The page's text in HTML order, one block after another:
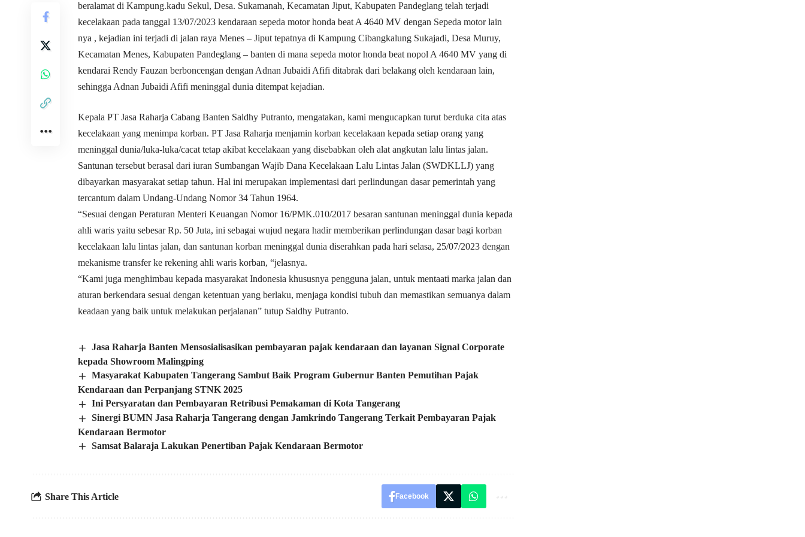
beralamat di Kampung.kadu Sekul, Desa. Sukamanah, Kecamatan Jiput, Kabupaten Pandeglang telah terjadi
kecelakaan pada tanggal 13/07/2023 kendaraan sepeda motor honda beat A 4640 MV dengan Sepeda motor lain
nya , kejadian ini terjadi di jalan raya Menes – Jiput tepatnya di Kampung Cibangkalung Sukajadi, Desa Muruy,
Kecamatan Menes, Kabupaten Pandeglang – banten di mana sepeda motor honda beat nopol A 4640 MV yang di
kendarai Rendy Fauzan berboncengan dengan Adnan Jubaidi Afifi ditabrak dari belakang oleh kendaraan lain,
sehingga Adnan Jubaidi Afifi meninggal dunia ditempat kejadian.
Kepala PT Jasa Raharja Cabang Banten Saldhy Putranto, mengatakan, kami mengucapkan turut berduka cita atas
kecelakaan yang menimpa korban. PT Jasa Raharja menjamin korban kecelakaan kepada setiap orang yang
meninggal dunia/luka-luka/cacat tetap akibat kecelakaan yang disebabkan oleh alat angkutan lalu lintas jalan.
Santunan tersebut berasal dari iuran Sumbangan Wajib Dana Kecelakaan Lalu Lintas Jalan (SWDKLLJ) yang
dibayarkan masyarakat setiap tahun. Hal ini merupakan implementasi dari perlindungan dasar pemerintah yang
tercantum dalam Undang-Undang Nomor 34 Tahun 1964.
“Sesuai dengan Peraturan Menteri Keuangan Nomor 16/PMK.010/2017 besaran santunan meninggal dunia kepada
ahli waris yaitu sebesar Rp. 50 Juta, ini sebagai wujud negara hadir memberikan perlindungan dasar bagi korban
kecelakaan lalu lintas jalan, dan santunan korban meninggal dunia diserahkan pada hari selasa, 25/07/2023 dengan
mekanisme transfer ke rekening ahli waris korban, “jelasnya.
“Kami juga menghimbau kepada masyarakat Indonesia khususnya pengguna jalan, untuk mentaati marka jalan dan
aturan berkendara sesuai dengan ketentuan yang berlaku, menjaga kondisi tubuh dan memastikan semuanya dalam
keadaan yang baik untuk melakukan perjalanan” tutup Saldhy Putranto.
Jasa Raharja Banten Mensosialisasikan pembayaran pajak kendaraan dan layanan Signal Corporate
kepada Showroom Malingping
Masyarakat Kabupaten Tangerang Sambut Baik Program Gubernur Banten Pemutihan Pajak
Kendaraan dan Perpanjang STNK 2025
Ini Persyaratan dan Pembayaran Retribusi Pemakaman di Kota Tangerang
Sinergi BUMN Jasa Raharja Tangerang dengan Jamkrindo Tangerang Terkait Pembayaran Pajak
Kendaraan Bermotor
Samsat Balaraja Lakukan Penertiban Pajak Kendaraan Bermotor
Share This Article Facebook